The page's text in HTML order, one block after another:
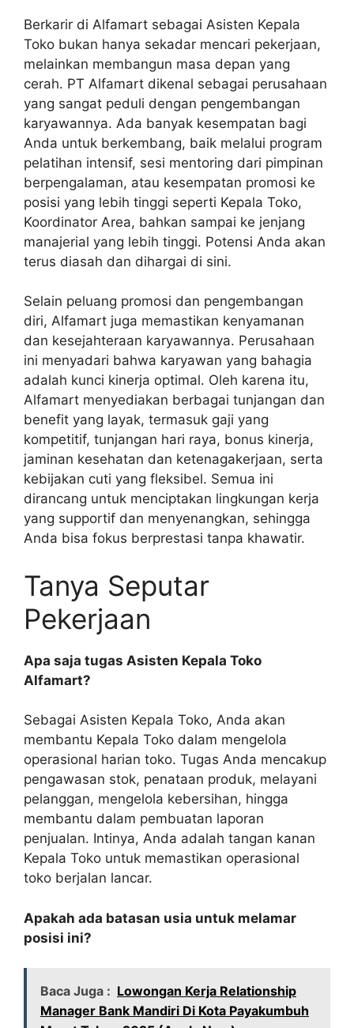
Berkarir di Alfamart sebagai Asisten Kepala
Toko bukan hanya sekadar mencari pekerjaan,
melainkan membangun masa depan yang
cerah. PT Alfamart dikenal sebagai perusahaan
yang sangat peduli dengan pengembangan
karyawannya. Ada banyak kesempatan bagi
Anda untuk berkembang, baik melalui program
pelatihan intensif, sesi mentoring dari pimpinan
berpengalaman, atau kesempatan promosi ke
posisi yang lebih tinggi seperti Kepala Toko,
Koordinator Area, bahkan sampai ke jenjang
manajerial yang lebih tinggi. Potensi Anda akan
terus diasah dan dihargai di sini.
Selain peluang promosi dan pengembangan
diri, Alfamart juga memastikan kenyamanan
dan kesejahteraan karyawannya. Perusahaan
ini menyadari bahwa karyawan yang bahagia
adalah kunci kinerja optimal. Oleh karena itu,
Alfamart menyediakan berbagai tunjangan dan
benefit yang layak, termasuk gaji yang
kompetitif, tunjangan hari raya, bonus kinerja,
jaminan kesehatan dan ketenagakerjaan, serta
kebijakan cuti yang fleksibel. Semua ini
dirancang untuk menciptakan lingkungan kerja
yang supportif dan menyenangkan, sehingga
Anda bisa fokus berprestasi tanpa khawatir.
Tanya Seputar
Pekerjaan
Apa saja tugas Asisten Kepala Toko
Alfamart?
Sebagai Asisten Kepala Toko, Anda akan
membantu Kepala Toko dalam mengelola
operasional harian toko. Tugas Anda mencakup
pengawasan stok, penataan produk, melayani
pelanggan, mengelola kebersihan, hingga
membantu dalam pembuatan laporan
penjualan. Intinya, Anda adalah tangan kanan
Kepala Toko untuk memastikan operasional
toko berjalan lancar.
Apakah ada batasan usia untuk melamar
posisi ini?
Baca Juga : Lowongan Kerja Relationship
Manager Bank Mandiri Di Kota Payakumbuh